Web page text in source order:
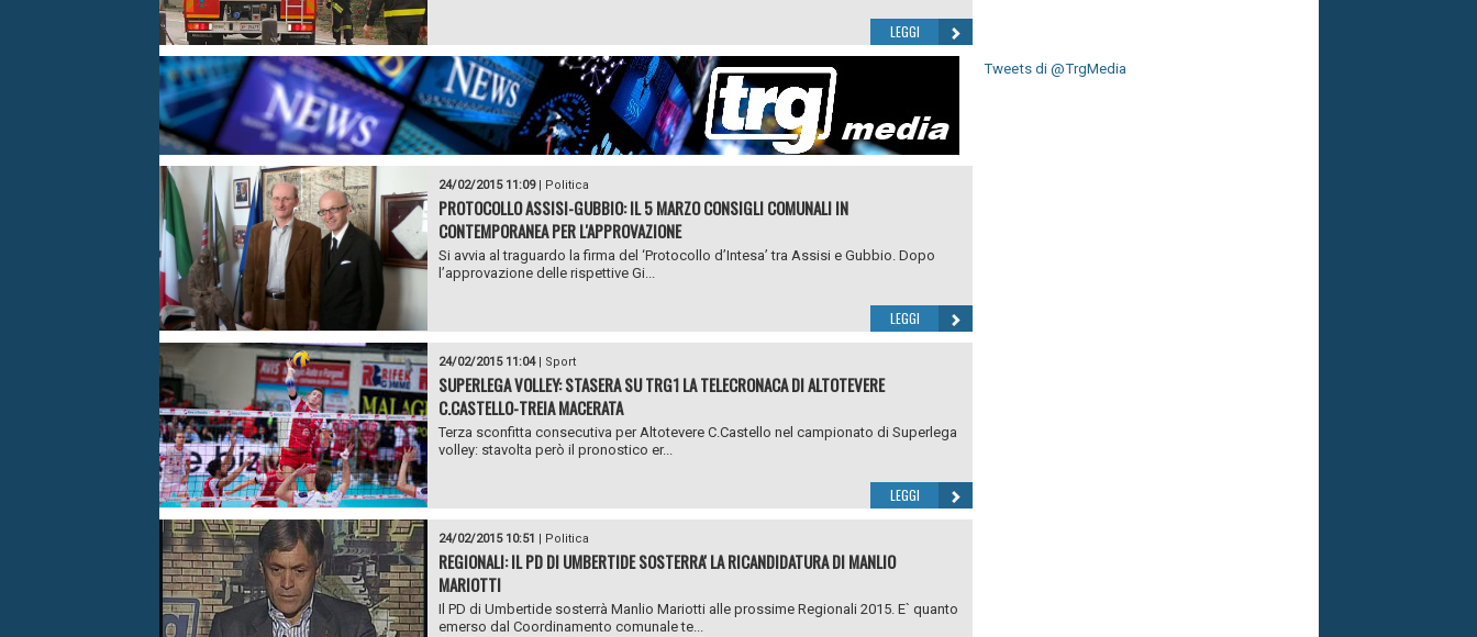
LEGGI
24/02/2015 11:09| Politica
PROTOCOLLO ASSISI-GUBBIO: IL 5 MARZO CONSIGLI COMUNALI IN
CONTEMPORANEA PER L'APPROVAZIONE
Si avvia al traguardo la firma del ‘Protocollo d’Intesa’ tra Assisi e Gubbio. Dopo
l’approvazione delle rispettive Gi...
LEGGI
24/02/2015 11:04| Sport
SUPERLEGA VOLLEY: STASERA SU TRG1 LA TELECRONACA DI ALTOTEVERE
C.CASTELLO-TREIA MACERATA
Terza sconfitta consecutiva per Altotevere C.Castello nel campionato di Superlega
volley: stavolta però il pronostico er...
LEGGI
24/02/2015 10:51 Politica
REGIONALI: IL PD DI UMBERTIDE SOSTERRA' LA RICANDIDATURA DI MANLIO
MARIOTTI
Il PD di Umbertide sosterrà Manlio Mariotti alle prossime Regionali 2015. E` quanto
emerso dal Coordinamento comunale te...
Tweets di @TrgMedia